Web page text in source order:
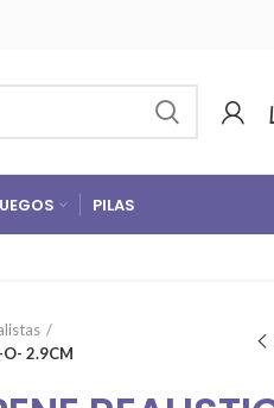
PILAS
O- 2.9CM